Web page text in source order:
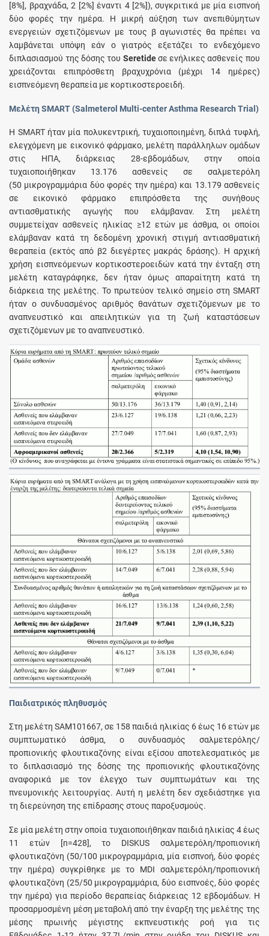
[8%], βραχνάδα, 2 [2%] έναντι 4 [2%]), συγκριτικά με μία εισπνοή
δύο φορές την ημέρα. Η μικρή αύξηση των ανεπιθύμητων
ενεργειών σχετιζόμενων με τους β αγωνιστές θα πρέπει να
λαμβάνεται υπόψη εάν ο γιατρός εξετάζει το ενδεχόμενο
διπλασιασμού της δόσης του Seretideσε ενήλικες ασθενείς που
χρειάζονται επιπρόσθετη βραχυχρόνια (μέχρι 14 ημέρες)
εισπνεόμενη θεραπεία με κορτικοστεροειδή.
Μελέτη SMART (Salmeterol Multi-center Asthma Research Trial)
Η SMART ήταν μία πολυκεντρική, τυχαιοποιημένη, διπλά τυφλή,
ελεγχόμενη με εικονικό φάρμακο, μελέτη παράλληλων ομάδων
στις ΗΠΑ, διάρκειας 28-εβδομάδων, στην οποία
τυχαιοποιήθηκαν 13.176 ασθενείς σε σαλμετερόλη
(50 μικρογραμμάρια δύο φορές την ημέρα) και 13.179 ασθενείς
σε εικονικό φάρμακο επιπρόσθετα της συνήθους
αντιασθματικής αγωγής που ελάμβαναν. Στη μελέτη
συμμετείχαν ασθενείς ηλικίας ≥12 ετών με άσθμα, οι οποίοι
ελάμβαναν κατά τη δεδομένη χρονική στιγμή αντιασθματική
θεραπεία (εκτός από β2 διεγέρτες μακράς δράσης). Η αρχική
χρήση εισπνεόμενων κορτικοστεροειδών κατά την ένταξη στη
μελέτη καταγράφηκε, δεν ήταν όμως απαραίτητη κατά τη
διάρκεια της μελέτης. Το πρωτεύον τελικό σημείο στη SMART
ήταν ο συνδυασμένος αριθμός θανάτων σχετιζόμενων με το
αναπνευστικό και απειλητικών για τη ζωή καταστάσεων
σχετιζόμενων με το αναπνευστικό.
Παιδιατρικός πληθυσμός
Στη μελέτη SAM101667, σε 158 παιδιά ηλικίας 6 έως 16 ετών με
συμπτωματικό άσθμα, ο συνδυασμός σαλμετερόλης/
προπιονικής φλουτικαζόνης είναι εξίσου αποτελεσματικός με
το διπλασιασμό της δόσης της προπιονικής φλουτικαζόνης
αναφορικά με τον έλεγχο των συμπτωμάτων και της
πνευμονικής λειτουργίας. Αυτή η μελέτη δεν σχεδιάστηκε για
τη διερεύνηση της επίδρασης στους παροξυσμούς.
Σε μία μελέτη στην οποία τυχαιοποιήθηκαν παιδιά ηλικίας 4 έως
11 ετών [n=428], το DISKUS σαλμετερόλη/προπιονική
φλουτικαζόνη (50/100 μικρογραμμάρια, μία εισπνοή, δύο φορές
την ημέρα) συγκρίθηκε με το MDI σαλμετερόλη/προπιονική
φλουτικαζόνη (25/50 μικρογραμμάρια, δύο εισπνοές, δύο φορές
την ημέρα) για περίοδο θεραπείας διάρκειας 12 εβδομάδων. Η
προσαρμοσμένη μέση μεταβολή από την έναρξη της μελέτης της
μέσης πρωινής μέγιστης εκπνευστικής ροή για τις